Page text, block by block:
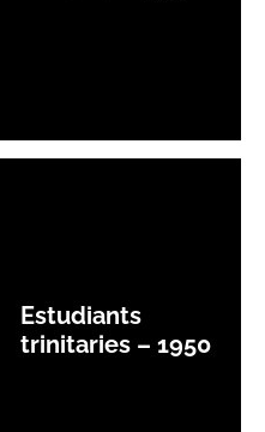
Estudiants
trinitaries – 1950